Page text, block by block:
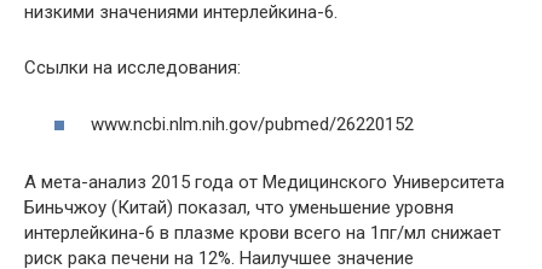
низкими значениями интерлейкина-6.
Ссылки на исследования:
www.ncbi.nlm.nih.gov/pubmed/26220152
А мета-анализ 2015 года от Медицинского Университета
Биньчжоу (Китай) показал, что уменьшение уровня
интерлейкина-6 в плазме крови всего на 1пг/мл снижает
риск рака печени на 12%. Наилучшее значение